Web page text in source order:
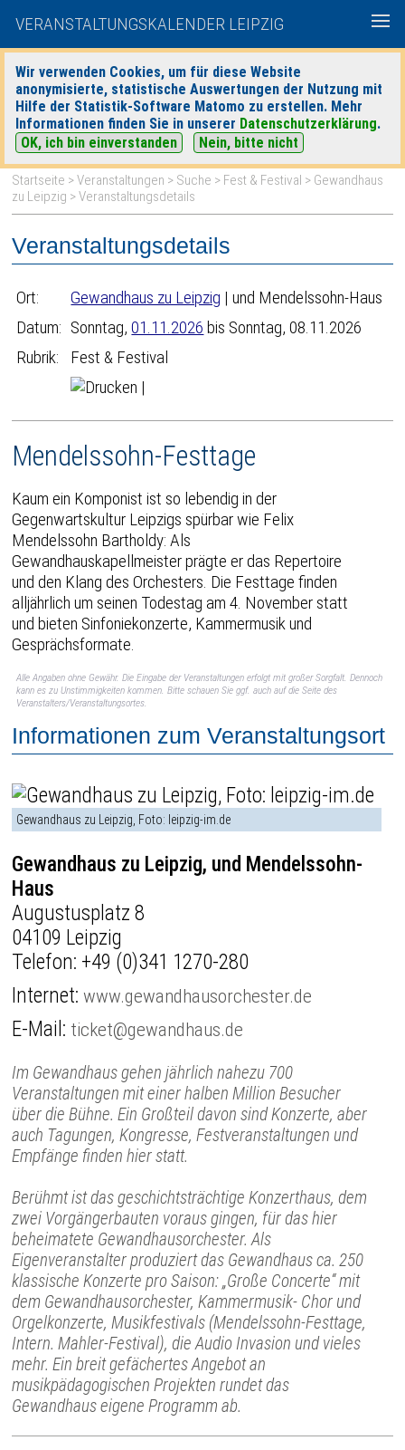
VERANSTALTUNGSKALENDER LEIPZIG
Wir verwenden Cookies, um für diese Website
anonymisierte, statistische Auswertungen der Nutzung mit
Hilfe der Statistik-Software Matomo zu erstellen. Mehr
Informationen finden Sie in unserer Datenschutzerklärung.
OK, ich bin einverstanden
Nein, bitte nicht
heute|morgen| Detaillierte Suche
Startseite >Veranstaltungen > Suche > Fest & Festival > Gewandhaus
zu Leipzig > Veranstaltungsdetails
Veranstaltungsdetails
Ort: Gewandhaus zu Leipzig | und Mendelssohn-Haus
Datum: Sonntag,01.11.2026 bis Sonntag, 08.11.2026
Rubrik:
Fest & Festival
|
Mendelssohn-Festtage
Kaum ein Komponist ist so lebendig in der
Gegenwartskultur Leipzigs spürbar wie Felix
Mendelssohn Bartholdy: Als
Gewandhauskapellmeister prägte er das Repertoire
und den Klang des Orchesters. Die Festtage finden
alljährlich um seinen Todestag am 4. November statt
und bieten Sinfoniekonzerte, Kammermusik und
Gesprächsformate.
Alle Angaben ohne Gewähr. Die Eingabe der Veranstaltungen erfolgt mit großer Sorgfalt. Dennoch
kann es zu Unstimmigkeiten kommen. Bitte schauen Sie ggf. auch auf die Seite des
Veranstalters/Veranstaltungsortes.
Informationen zum Veranstaltungsort
Gewandhaus zu Leipzig, Foto: leipzig-im.de
Gewandhaus zu Leipzig, und Mendelssohn-
Haus
Augustusplatz 8
04109 Leipzig
Telefon: +49 (0)341 1270-280
Internet:www.gewandhausorchester.de
E-Mail: ticket@gewandhaus.de
Im Gewandhaus gehen jährlich nahezu 700
Veranstaltungen mit einer halben Million Besucher
über die Bühne. Ein Großteil davon sind Konzerte, aber
auch Tagungen, Kongresse, Festveranstaltungen und
Empfänge finden hier statt.
Berühmt ist das geschichtsträchtige Konzerthaus, dem
zwei Vorgängerbauten voraus gingen, für das hier
beheimatete Gewandhausorchester. Als
Eigenveranstalter produziert das Gewandhaus ca. 250
klassische Konzerte pro Saison: „Große Concerte“ mit
dem Gewandhausorchester, Kammermusik- Chor und
Orgelkonzerte, Musikfestivals (Mendelssohn-Festtage,
Intern. Mahler-Festival), die Audio Invasion und vieles
mehr. Ein breit gefächertes Angebot an
musikpädagogischen Projekten rundet das
Gewandhaus eigene Programm ab.